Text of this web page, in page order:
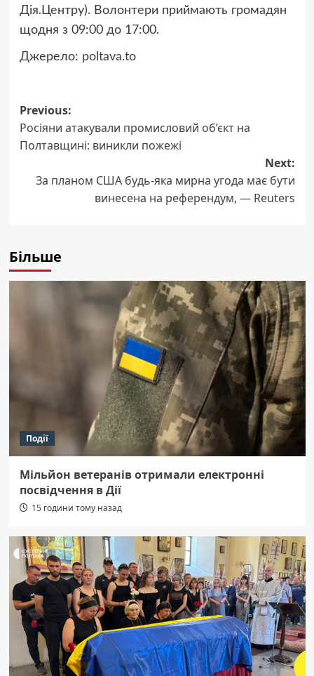
Дія.Центру). Волонтери приймають громадян
щодня з 09:00 до 17:00.
Джерело: poltava.to
Post
navigation
Previous:
Росіяни атакували промисловий об’єкт на
Полтавщині: виникли пожежі
Next:
За планом США будь-яка мирна угода має бути
винесена на референдум, — Reuters
Більше
Події
Мільйон ветеранів отримали електронні
посвідчення в Дії
15 години тому назад